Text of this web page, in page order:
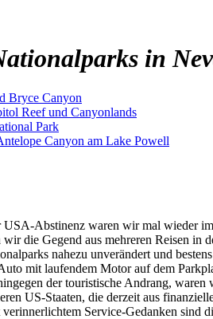
in
Bryce Canyon
Reef und Canyonlands
Park
Canyon am Lake Powell
USA-Abstinenz waren wir mal wieder
die Gegend aus mehreren Reisen in
nahezu unverändert und
mit laufendem Motor auf dem
der touristische Andrang,
US-Staaten, die derzeit aus
Service-Gedanken sind